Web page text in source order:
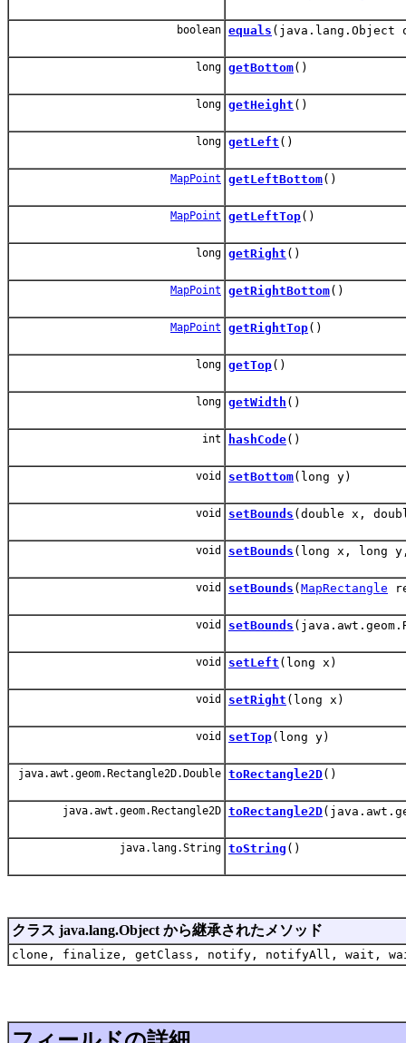
boolean equals (java.lang.Object
long getBottom()
long getHeight ()
long getLeft ()
MapPoint getLeftBottom()
MapPoint getLeftTop()
long getRight ()
MapPoint getRightBottom()
MapPoint getRightTop()
long getTop()
long getWidth ()
int hashCode()
void setBottom(long y)
void setBounds (double x,
void setBounds (long x, long
void setBounds ( MapRectangle
void setBounds
void setLeft (long x)
void setRight (long x)
void setTop(long y)
java.awt.geom.Rectangle2D.Double toRectangle2D()
java.awt.geom.Rectangle2D toRectangle2D
java.lang.String toString ()
クラス java.lang.Object から継承されたメソッド
clone, finalize, getClass, notify, notifyAll, wait,